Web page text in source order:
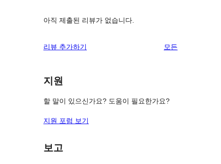
아직 제출된 리뷰가 없습니다.
리뷰 추가하기 모든
지원
할 말이 있으신가요? 도움이 필요한가요?
지원 포럼 보기
보고